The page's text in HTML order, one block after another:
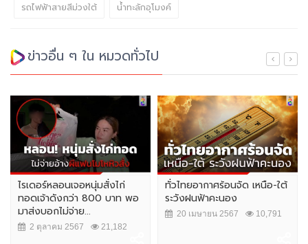
รถไฟฟ้าสายสีม่วงใต้ น้ำทะลักอุโมงค์
ข่าวอื่น ๆ ใน หมวดทั่วไป
ไรเดอร์หลอนเจอหนุ่มสั่งไก่
ทอดเจ้าดังกว่า 800 บาท พอ
มาส่งบอกไม่จ่าย...
2 ตุลาคม 2567 21,182
ทั่วไทยอากาศร้อนจัด เหนือ-ใต้
ระวังฝนฟ้าคะนอง
20 เมษายน 2567 10,791